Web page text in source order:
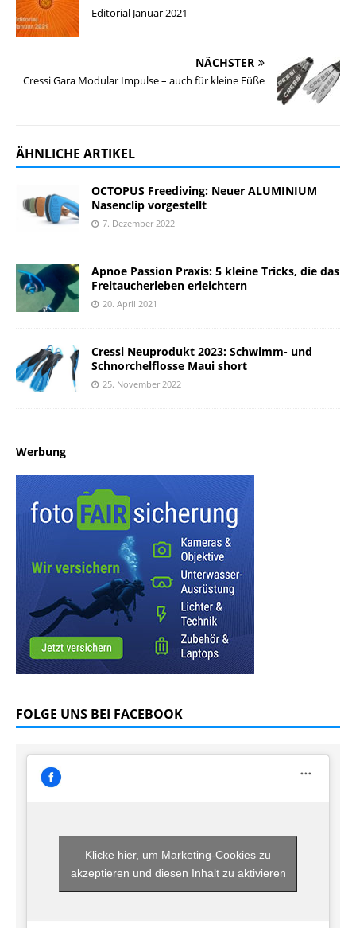
Editorial Januar 2021
NÄCHSTER
Cressi Gara Modular Impulse – auch für kleine Füße
ÄHNLICHE ARTIKEL
OCTOPUS Freediving: Neuer ALUMINIUM
Nasenclip vorgestellt
7. Dezember 2022
Apnoe Passion Praxis: 5 kleine Tricks, die das
Freitaucherleben erleichtern
20. April 2021
Cressi Neuprodukt 2023: Schwimm- und
Schnorchelflosse Maui short
25. November 2022
Werbung
FOLGE UNS BEI FACEBOOK
Klicke hier, um Marketing-Cookies zu
akzeptieren und diesen Inhalt zu aktivieren